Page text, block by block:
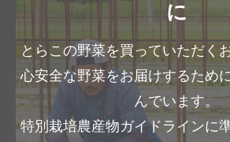
に
とらこの野菜を買っていただく
心安全な野菜をお届けするため
んでいます。
特別栽培農産物ガイドラインに